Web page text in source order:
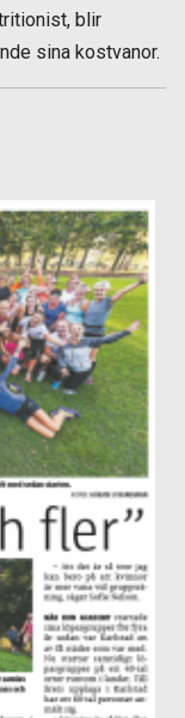
blir
sina kostvanor.